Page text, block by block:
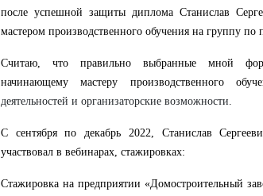
после успешной защиты диплома Станислав
мастером производственного обучения на группу
Считаю, что правильно выбранные мной
начинающему мастеру производственного
деятельностей и организаторские возможности.
С сентября по декабрь 2022, Станислав
участвовал в вебинарах, стажировках:
Стажировка на предприятии «Домостроительный